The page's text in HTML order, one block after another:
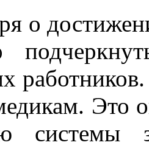
Это
системы